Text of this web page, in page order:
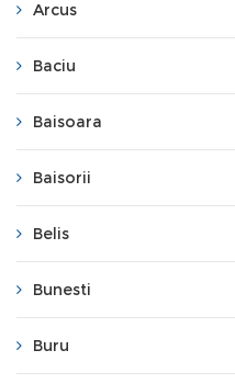
Arcus
Baciu
Baisoara
Baisorii
Belis
Bunesti
Buru